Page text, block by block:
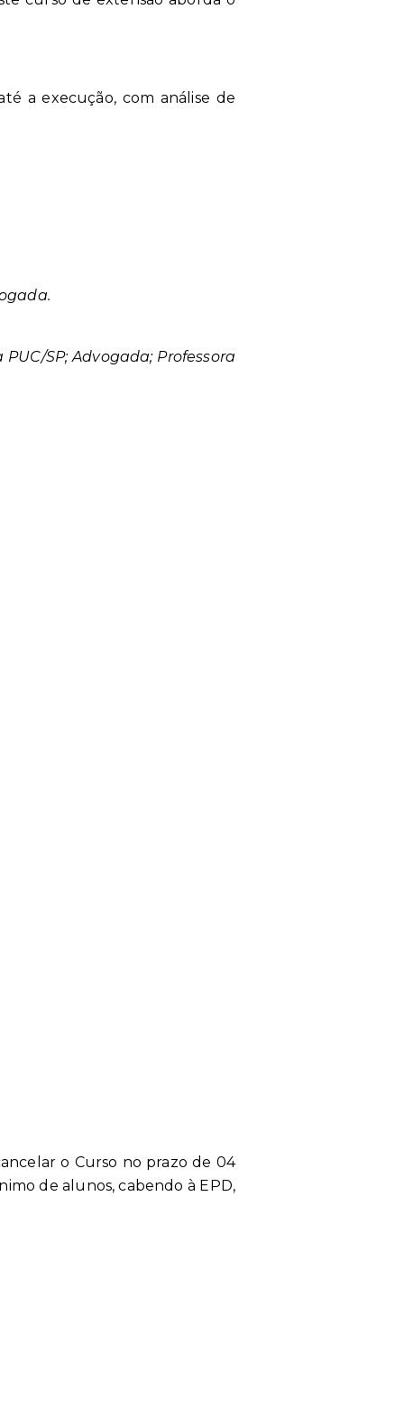
a execução, com análise de
SP; Advogada; Professora
o Curso no prazo de 04
de alunos, cabendo à EPD,